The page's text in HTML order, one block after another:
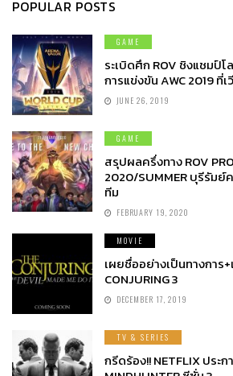
POPULAR POSTS
GAME
ระเบิดศึก ROV ชิงแชมป์
การแข่งขัน AWC 2019 ที่
JUNE 26, 2019
GAME
สรุปผลครึ่งทาง ROV
2020/SUMMER บุรีรัมย์
ทีม
FEBRUARY 19, 2020
MOVIE
เผยชื่ออย่างเป็นทางการ
CONJURING 3
DECEMBER 17, 2019
TV & SERIES
กรีดร้อง!! NETFLIX ประ